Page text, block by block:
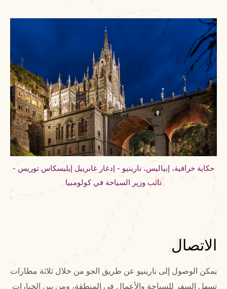
حكاية خرافية، إبياليس، نارينيو - إدغار غابرييل إيليسكاس توريس -
نائب وزير السياحة في كولومبيا
الاتصال
الاتصال
يمكن الوصول إلى نارينيو عن طريق الجو من خلال ثلاثة مطارات
تسهل السفر للسياحة والأعمال في المنطقة، ومن بين الخيارات